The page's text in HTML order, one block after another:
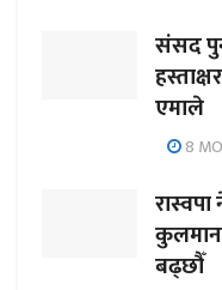
संसद
एमाले
8
कुलमान
बढ्छौँ